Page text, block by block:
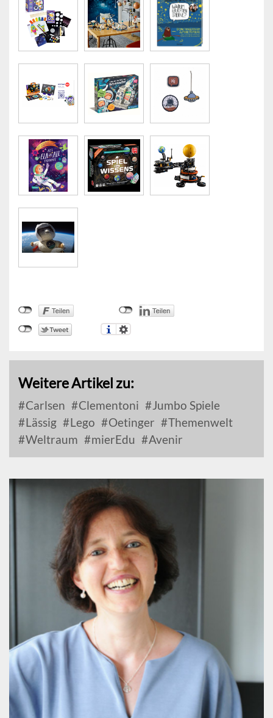
Weitere Artikel zu:
Carlsen Clementoni
Jumbo Spiele
Lässig
Lego Oetinger
Themenwelt
Weltraum
mierEdu Avenir